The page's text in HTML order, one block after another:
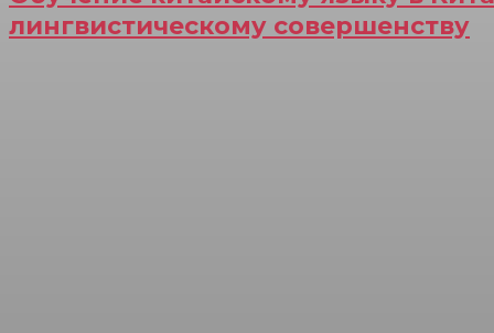
лингвистическому совершенству